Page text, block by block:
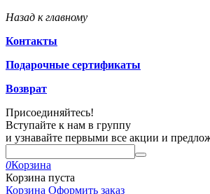
Назад к главному
Контакты
Подарочные сертификаты
Возврат
Присоединяйтесь!
Вступайте к нам в группу
и узнавайте первыми все акции и
0Корзина
Корзина пуста
Корзина Оформить заказ